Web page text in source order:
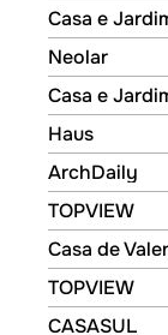
Casa e
Casa e
Neolar
Neolar
Casa e
Casa e
Haus
Haus
ArchDaily
ArchDaily
TOPVIEW
TOPVIEW
Casa de
Casa de
TOPVIEW
TOPVIEW
CASASUL